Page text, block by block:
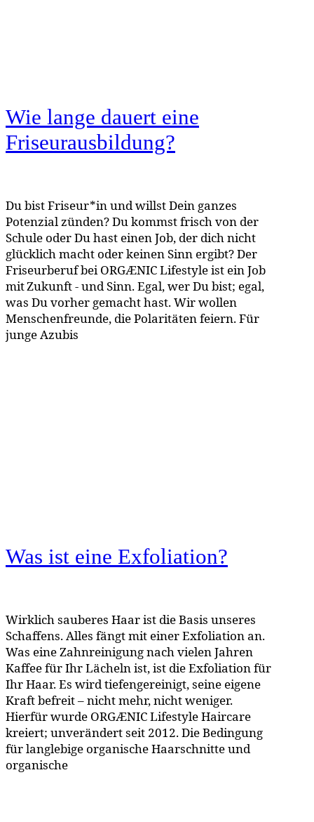
Wie lange dauert eine
Friseurausbildung?
Du bist Friseur*in und willst Dein ganzes
Potenzial zünden? Du kommst frisch von der
Schule oder Du hast einen Job, der dich nicht
glücklich macht oder keinen Sinn ergibt? Der
Friseurberuf bei ORGÆNIC Lifestyle ist ein Job
mit Zukunft - und Sinn. Egal, wer Du bist; egal,
was Du vorher gemacht hast. Wir wollen
Menschenfreunde, die Polaritäten feiern. Für
junge Azubis
Was ist eine Exfoliation?
Wirklich sauberes Haar ist die Basis unseres
Schaffens. Alles fängt mit einer Exfoliation an.
Was eine Zahnreinigung nach vielen Jahren
Kaffee für Ihr Lächeln ist, ist die Exfoliation für
Ihr Haar. Es wird tiefengereinigt, seine eigene
Kraft befreit – nicht mehr, nicht weniger.
Hierfür wurde ORGÆNIC Lifestyle Haircare
kreiert; unverändert seit 2012. Die Bedingung
für langlebige organische Haarschnitte und
organische